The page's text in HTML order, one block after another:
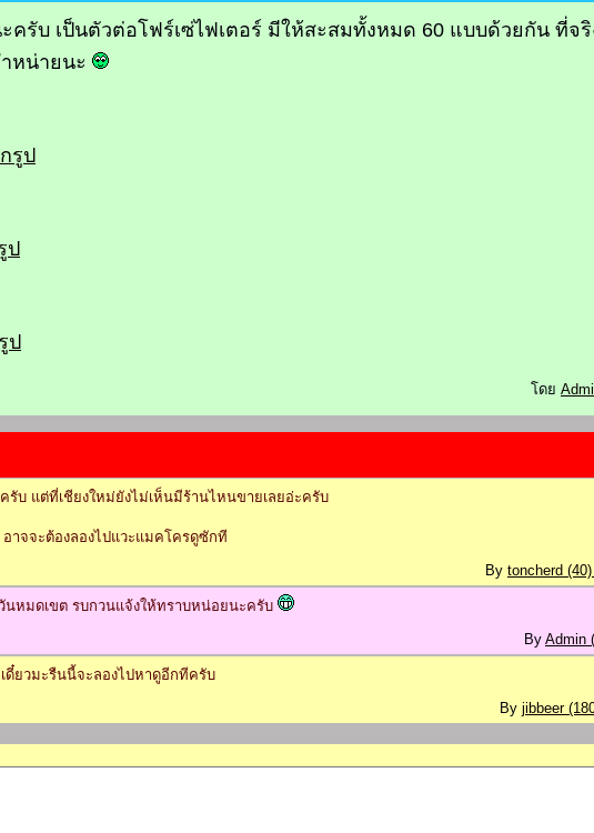
รับ เป็นตัวต่อโฟร์เซ่ไฟเตอร์ มีให้สะสมทั้งหมด 60 แบบด้วยกัน ที่จ
หน่ายนะ
โดย
บ แต่ที่เชียงใหม่ยังไม่เห็นมีร้านไหนขายเลยอ่ะครับ
าจจะต้องลองไปแวะแมคโครดูซักที
By toncherd (40)
นหมดเขต รบกวนแจ้งให้ทราบหน่อยนะครับ
By Admin
ดี๋ยวมะรืนนี้จะลองไปหาดูอีกทีครับ
By jibbeer